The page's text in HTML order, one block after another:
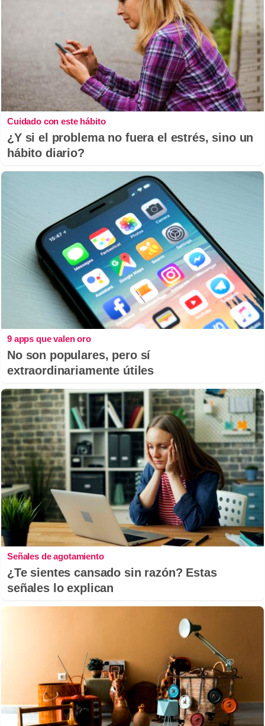
Cuidado con este hábito
¿Y si el problema no fuera el estrés, sino un
hábito diario?
9 apps que valen oro
No son populares, pero sí
extraordinariamente útiles
Señales de agotamiento
¿Te sientes cansado sin razón? Estas
señales lo explican